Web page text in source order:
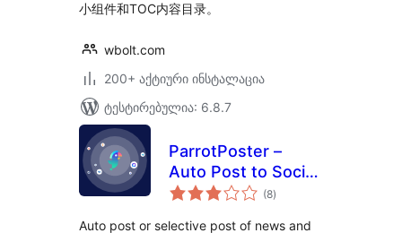
小组件和TOC内容目录。
wbolt.com
200+ აქტიური ინსტალაცია
ტესტირებულია: 6.8.7
ParrotPoster –
Auto Post to Social
Media
(8საერთო
რეიტინგი
)
Auto post or selective post of news and